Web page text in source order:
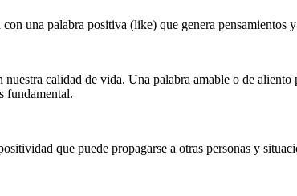
una palabra positiva (like) que genera pensamientos
calidad de vida. Una palabra amable o de
fundamental.
que puede propagarse a otras personas y